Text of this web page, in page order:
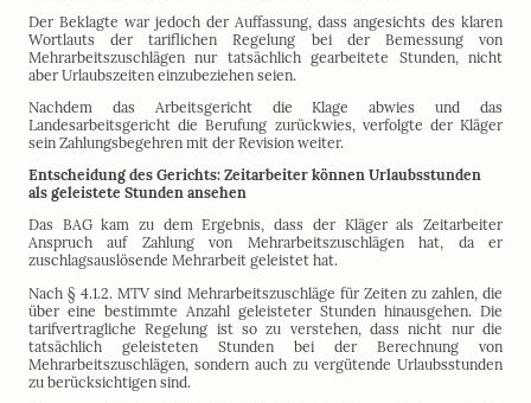
Der Beklagte war jedoch der Auffassung, dass angesichts des klaren
Wortlauts der tariflichen Regelung bei der Bemessung von
Mehrarbeitszuschlägen nur tatsächlich gearbeitete Stunden, nicht
aber Urlaubszeiten einzubeziehen seien.
Nachdem das Arbeitsgericht die Klage abwies und das
Landesarbeitsgericht die Berufung zurückwies, verfolgte der Kläger
sein Zahlungsbegehren mit der Revision weiter.
Entscheidung des Gerichts: Zeitarbeiter können Urlaubsstunden
als geleistete Stunden ansehen
Das BAG kam zu dem Ergebnis, dass der Kläger als Zeitarbeiter
Anspruch auf Zahlung von Mehrarbeitszuschlägen hat, da er
zuschlagsauslösende Mehrarbeit geleistet hat.
Nach § 4.1.2. MTV sind Mehrarbeitszuschläge für Zeiten zu zahlen, die
über eine bestimmte Anzahl geleisteter Stunden hinausgehen. Die
tarifvertragliche Regelung ist so zu verstehen, dass nicht nur die
tatsächlich geleisteten Stunden bei der Berechnung von
Mehrarbeitszuschlägen, sondern auch zu vergütende Urlaubsstunden
zu berücksichtigen sind.